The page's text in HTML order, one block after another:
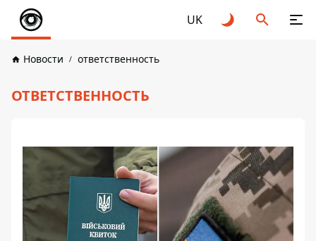
UK
Новости ответственность
ОТВЕТСТВЕННОСТЬ